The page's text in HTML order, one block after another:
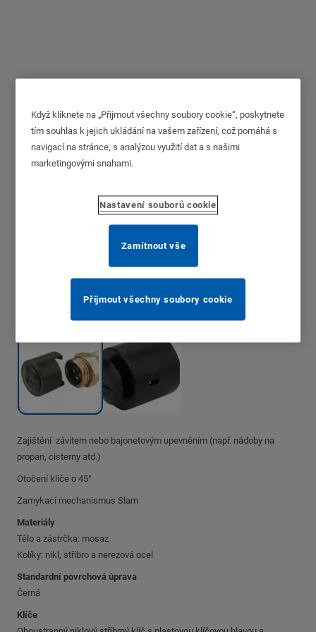
Zámek palivové nádrže
Zajištění závitem nebo bajonetovým upevněním (např. nádoby na
propan, cisterny atd.)
Otočení klíče o 45°
Zamykací mechanismus Slam
Materiály
Tělo a zástrčka: mosaz
Kolíky: nikl, stříbro a nerezová ocel
Standardní povrchová úprava
Černá
Klíče
Když kliknete na „Přijmout všechny soubory cookie“, poskytnete
tím souhlas k jejich ukládání na vašem zařízení, což pomáhá s
navigací na stránce, s analýzou využití dat a s našimi
marketingovými snahami.
Nastavení souborů cookie
Zamítnout vše
Přijmout všechny soubory cookie